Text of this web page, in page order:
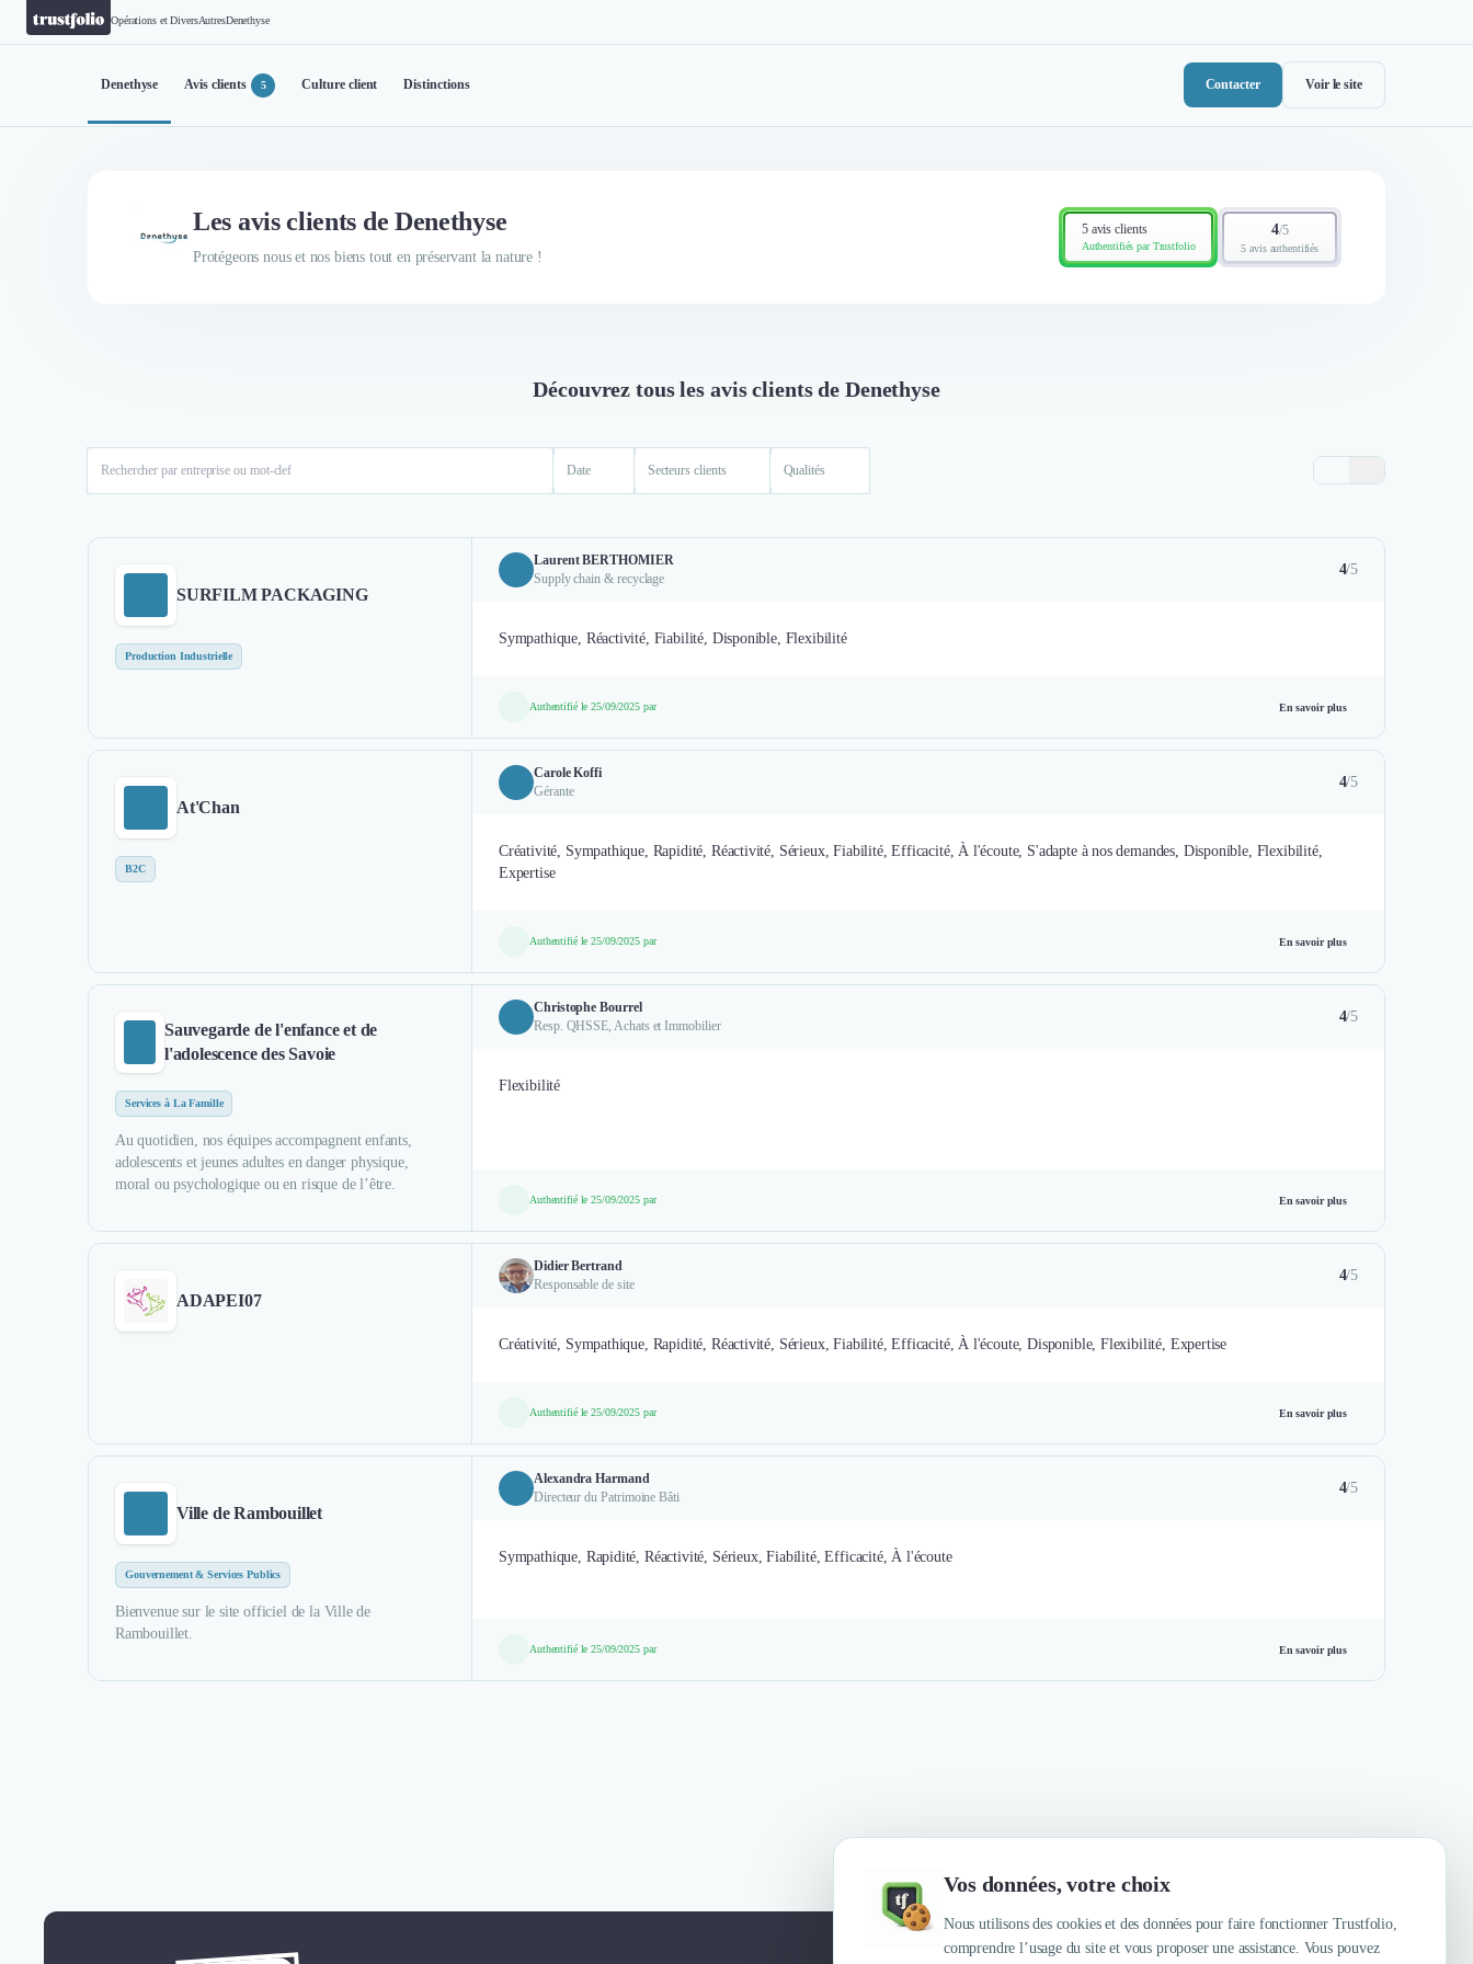
Vos données, votre choix
Nous utilisons des cookies et des données pour faire fonctionner Trustfolio,
comprendre l’usage du site et vous proposer une assistance. Vous pouvez
Opérations et DiversAutresDenethyse
Contacter Voir le site
Denethyse Avis clients 5 Culture client Distinctions
Les avis clients de Denethyse
Protégeons nous et nos biens tout en préservant la nature !
5 avis clients
Authentifiés par Trustfolio
4/5
5 avis authentifiés
Découvrez tous les avis clients de Denethyse
Date Secteurs clients Qualités
SURFILM PACKAGING
Production Industrielle
Laurent BERTHOMIER
Supply chain & recyclage
4/5
Sympathique, Réactivité, Fiabilité, Disponible, Flexibilité
Authentifié le 25/09/2025 par En savoir plus
At'Chan
B2C
Carole Koffi
Gérante
4/5
Créativité, Sympathique, Rapidité, Réactivité, Sérieux, Fiabilité, Efficacité, À l'écoute, S'adapte à nos demandes, Disponible, Flexibilité,
Expertise
Authentifié le 25/09/2025 par En savoir plus
Sauvegarde de l'enfance et de
l'adolescence des Savoie
Services à La Famille
Au quotidien, nos équipes accompagnent enfants,
adolescents et jeunes adultes en danger physique,
moral ou psychologique ou en risque de l’être.
Christophe Bourrel
Resp. QHSSE, Achats et Immobilier
4/5
Flexibilité
Authentifié le 25/09/2025 par En savoir plus
ADAPEI07
Didier Bertrand
Responsable de site
4/5
Créativité, Sympathique, Rapidité, Réactivité, Sérieux, Fiabilité, Efficacité, À l'écoute, Disponible, Flexibilité, Expertise
Authentifié le 25/09/2025 par En savoir plus
Ville de Rambouillet
Gouvernement & Services Publics
Bienvenue sur le site officiel de la Ville de
Rambouillet.
Alexandra Harmand
Directeur du Patrimoine Bâti
4/5
Sympathique, Rapidité, Réactivité, Sérieux, Fiabilité, Efficacité, À l'écoute
Authentifié le 25/09/2025 par En savoir plus